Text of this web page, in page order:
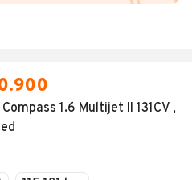
1.6 Multijet II 131CV ,